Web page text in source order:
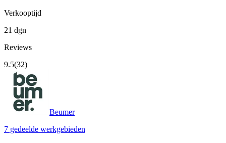
Verkooptijd
21 dgn
Reviews
9.5(32)
Beumer
7 gedeelde werkgebieden